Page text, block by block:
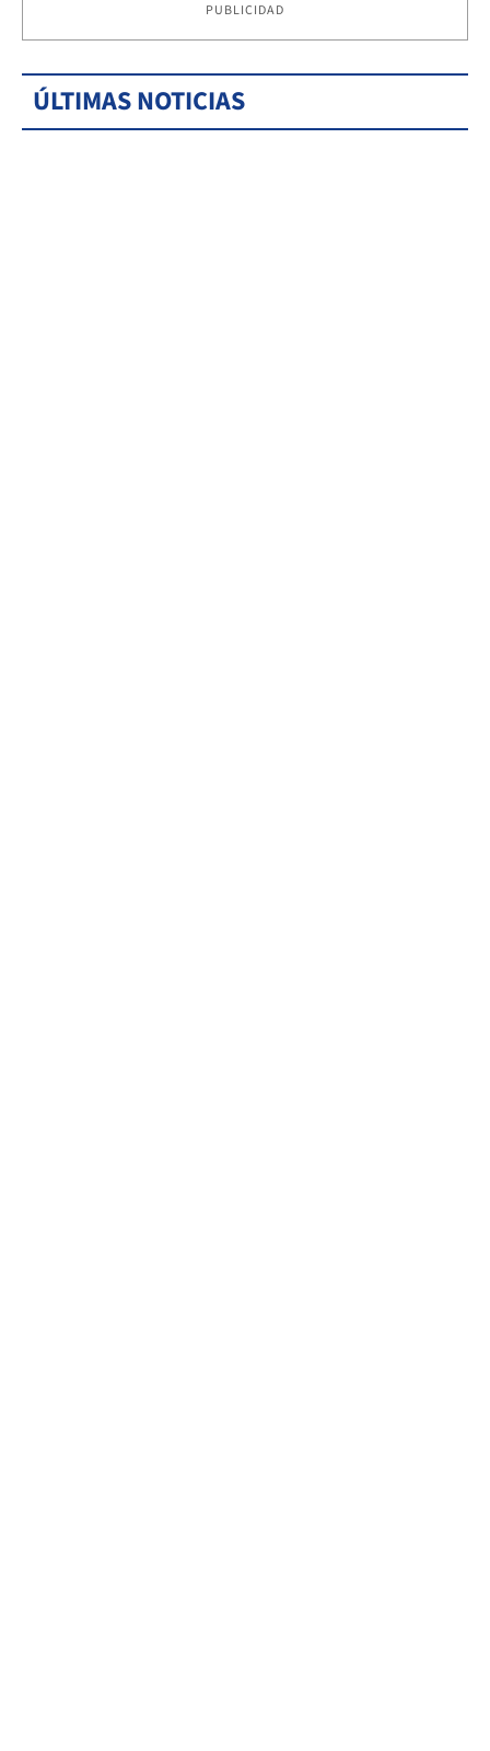
PUBLICIDAD
ÚLTIMAS NOTICIAS